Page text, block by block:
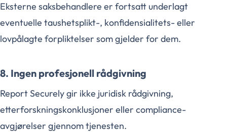
Eksterne saksbehandlere er fortsatt underlagt
eventuelle taushetsplikt-, konfidensialitets- eller
lovpålagte forpliktelser som gjelder for dem.
8. Ingen profesjonell rådgivning
Report Securely gir ikke juridisk rådgivning,
etterforskningskonklusjoner eller compliance-
avgjørelser gjennom tjenesten.